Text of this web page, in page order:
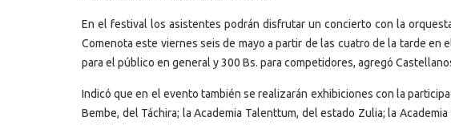
En el festival los asistentes podrán disfrutar un concierto con la
Comenota este viernes seis de mayo a partir de las cuatro de la tarde en
para el público en general y 300 Bs. para competidores, agregó
Indicó que en el evento también se realizarán exhibiciones con la
Bembe, del Táchira; la Academia Talenttum, del estado Zulia; la